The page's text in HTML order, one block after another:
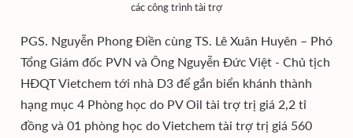
các công trình tài trợ
PGS. Nguyễn Phong Điền cùng TS. Lê Xuân Huyên – Phó
Tổng Giám đốc PVN và Ông Nguyễn Đức Việt - Chủ tịch
HĐQT Vietchem tới nhà D3 để gắn biển khánh thành
hạng mục 4 Phòng học do PV Oil tài trợ trị giá 2,2 tỉ
đồng và 01 phòng học do Vietchem tài trợ trị giá 560